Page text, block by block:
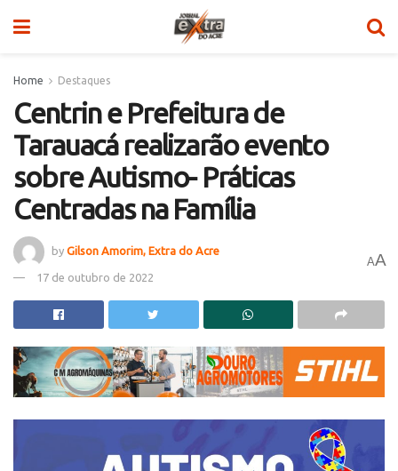
Home Destaques
Centrin e Prefeitura de
Tarauacá realizarão evento
sobre Autismo- Práticas
Centradas na Família
by Gilson Amorim, Extra do Acre
17 de outubro de 2022
AA